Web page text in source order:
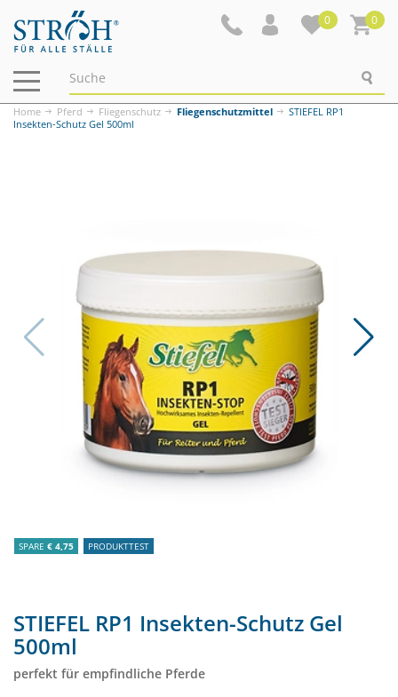
0 0
Navigation
ein-/ausblenden
Home Pferd Fliegenschutz Fliegenschutzmittel
STIEFEL RP1
Insekten-Schutz Gel 500ml
SPARE € 4,75 PRODUKTTEST
STIEFEL RP1 Insekten-Schutz Gel
500ml
perfekt für empfindliche Pferde